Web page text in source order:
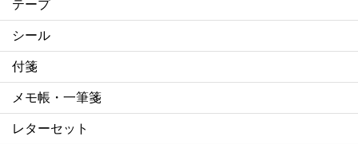
テープ
シール
付箋
メモ帳・一筆箋
レターセット